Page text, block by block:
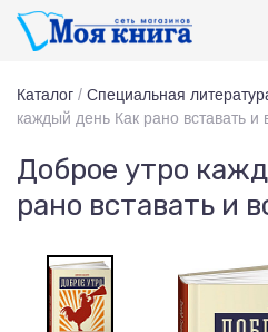
Каталог / Специальная
каждый день Как рано вставать и
Доброе утро
рано вставать и